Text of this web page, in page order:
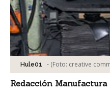
Hule01 - (Foto: creative
Redacción Manufactura